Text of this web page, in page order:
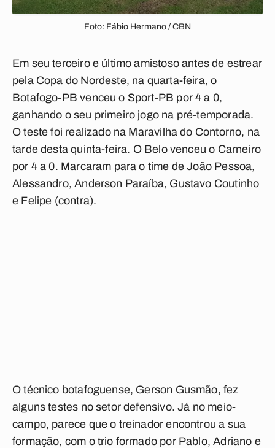
Foto: Fábio Hermano / CBN
Em seu terceiro e último amistoso antes de estrear
pela Copa do Nordeste, na quarta-feira, o
Botafogo-PB venceu o Sport-PB por 4 a 0,
ganhando o seu primeiro jogo na pré-temporada.
O teste foi realizado na Maravilha do Contorno, na
tarde desta quinta-feira. O Belo venceu o Carneiro
por 4 a 0. Marcaram para o time de João Pessoa,
Alessandro, Anderson Paraíba, Gustavo Coutinho
e Felipe (contra).
O técnico botafoguense, Gerson Gusmão, fez
alguns testes no setor defensivo. Já no meio-
campo, parece que o treinador encontrou a sua
formação, com o trio formado por Pablo, Adriano e